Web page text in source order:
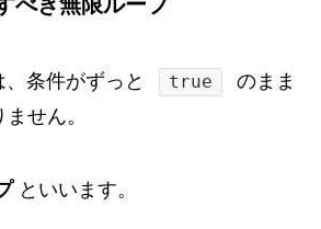
、条件がずっと true
のまま
せん。
といいます。